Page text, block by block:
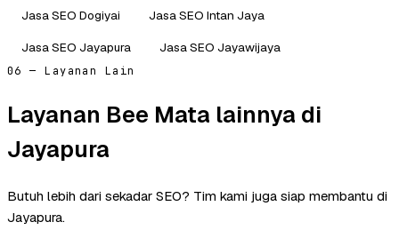
Jasa SEO Dogiyai
Jasa SEO Intan Jaya
Jasa SEO Jayapura
Jasa SEO Jayawijaya
06 — Layanan Lain
Layanan Bee Mata lainnya di
Jayapura
Butuh lebih dari sekadar SEO? Tim kami juga siap membantu di
Jayapura.